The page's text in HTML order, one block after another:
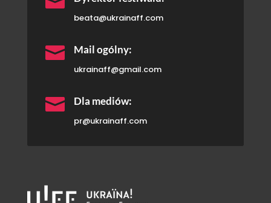
beata@ukrainaff.com
 Mail ogólny:
ukrainaff@gmail.com
 Dla mediów:
pr@ukrainaff.com